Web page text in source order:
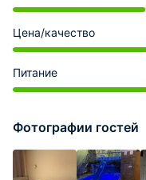
Цена/качество
Питание
Фотографии гостей